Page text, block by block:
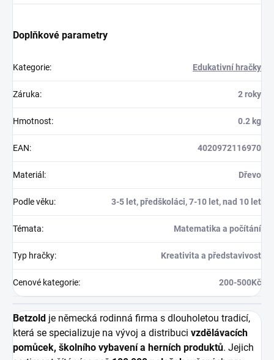
Doplňkové parametry
Kategorie: Edukativní hračky
Záruka: 2 roky
Hmotnost: 0.2 kg
EAN: 4020972116970
Materiál : Dřevo
Podle věku: 3-5 let, předškoláci, 7-10 let, nad 10 let
Témata: Matematika a počítání
Typ hračky: Kreativita a představivost
Cenové kategorie: 200-500Kč
Betzold je německá rodinná firma s dlouholetou tradicí,
která se specializuje na vývoj a distribuci vzdělávacích
pomůcek, školního vybavení a herních produktů. Jejich